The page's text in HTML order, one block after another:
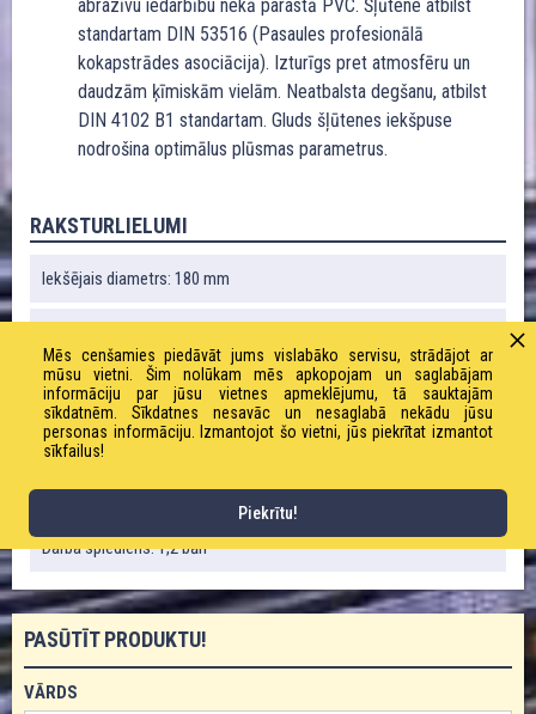
abrazīvu iedarbību nekā parastā PVC. Šļūtene atbilst
standartam DIN 53516 (Pasaules profesionālā
kokapstrādes asociācija). Izturīgs pret atmosfēru un
daudzām ķīmiskām vielām. Neatbalsta degšanu, atbilst
DIN 4102 B1 standartam. Gluds šļūtenes iekšpuse
nodrošina optimālus plūsmas parametrus.
RAKSTURLIELUMI
Iekšējais diametrs: 180 mm
Liekuma rādiuss: 700 mm
Vakuums: 0,77 bāri
Svars: 5400 g / m
Darba spiediens: 1,2 bāri
PASŪTĪT PRODUKTU!
VĀRDS
Mēs cenšamies piedāvāt jums vislabāko servisu, strādājot ar
mūsu vietni. Šim nolūkam mēs apkopojam un saglabājam
informāciju par jūsu vietnes apmeklējumu, tā sauktajām
sīkdatnēm. Sīkdatnes nesavāc un nesaglabā nekādu jūsu
personas informāciju. Izmantojot šo vietni, jūs piekrītat izmantot
sīkfailus!
Piekrītu!